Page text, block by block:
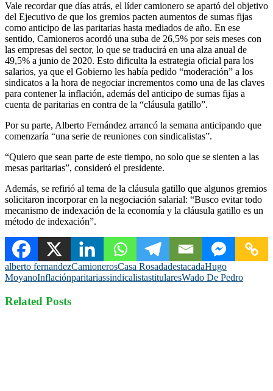
Vale recordar que días atrás, el líder camionero se apartó del objetivo
del Ejecutivo de que los gremios pacten aumentos de sumas fijas
como anticipo de las paritarias hasta mediados de año. En ese
sentido, Camioneros acordó una suba de 26,5% por seis meses con
las empresas del sector, lo que se traducirá en una alza anual de
49,5% a junio de 2020. Esto dificulta la estrategia oficial para los
salarios, ya que el Gobierno les había pedido “moderación” a los
sindicatos a la hora de negociar incrementos como una de las claves
para contener la inflación, además del anticipo de sumas fijas a
cuenta de paritarias en contra de la “cláusula gatillo”.
Por su parte, Alberto Fernández arrancó la semana anticipando que
comenzaría “una serie de reuniones con sindicalistas”.
“Quiero que sean parte de este tiempo, no solo que se sienten a las
mesas paritarias”, consideró el presidente.
Además, se refirió al tema de la cláusula gatillo que algunos gremios
solicitaron incorporar en la negociación salarial: “Busco evitar todo
mecanismo de indexación de la economía y la cláusula gatillo es un
método de indexación”.
alberto fernandezCamionerosCasa RosadadestacadaHugo
MoyanoInflaciónparitariassindicalistastitularesWado De Pedro
Related Posts